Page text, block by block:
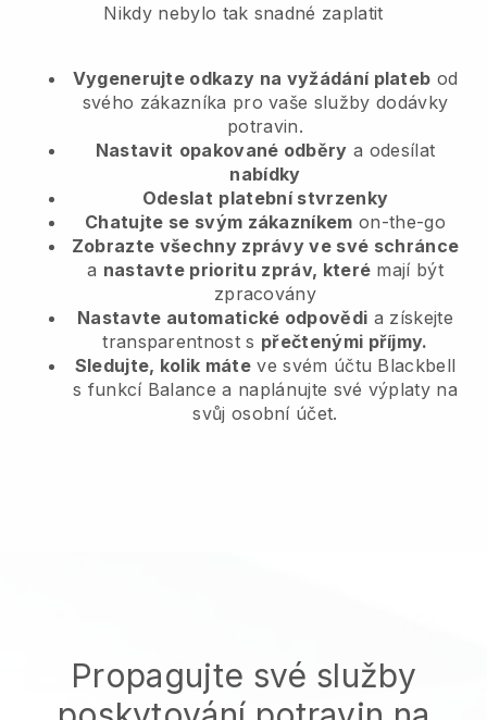
Nikdy nebylo tak snadné zaplatit
Vygenerujte odkazy na vyžádání plateb od
svého zákazníka pro vaše služby dodávky
potravin.
Nastavit opakované odběry a odesílat
nabídky
Odeslat platební stvrzenky
Chatujte se svým zákazníkem on-the-go
Zobrazte všechny zprávy ve své schránce
a nastavte prioritu zpráv, které mají být
zpracovány
Nastavte automatické odpovědi a získejte
transparentnost s přečtenými příjmy.
Sledujte, kolik máte ve svém účtu Blackbell
s funkcí Balance a naplánujte své výplaty na
svůj osobní účet.
Propagujte své služby